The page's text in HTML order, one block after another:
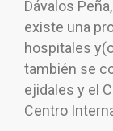
Dávalos
existe una
hospitales
también se
ejidales y el
Centro